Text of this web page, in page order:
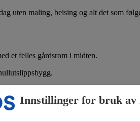
uten maling, beising og alt det som
et felles gårdsrom i midten.
lavere månedlige felleskostnader.
Innstillinger for bruk av